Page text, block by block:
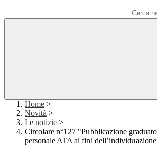
Home >
Novità >
Le notizie >
Circolare n°127 "Pubblicazione
personale ATA ai fini